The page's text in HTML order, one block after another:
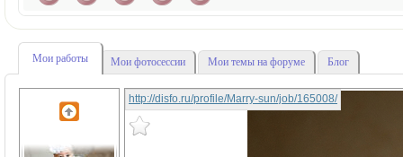
Мои работы Мои фотосессии Мои темы на форуме Блог
http://disfo.ru/profile/Marry-sun/job/165008/